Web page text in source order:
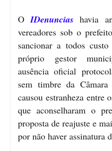
OIDenuncias havia
vereadores sob o
sancionar a todos
próprio gestor
ausência oficial
sem timbre da
causou estranheza entre
que aconselharam o
proposta de reajuste e
por não haver assinatura